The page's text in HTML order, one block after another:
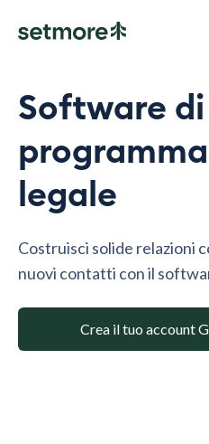
Software di
legale
Costruisci solide relazioni
nuovi contatti con il
Crea il tuo account